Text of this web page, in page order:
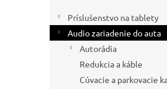
p
a
Príslušenstvo na tablety
Audio zariadenie do auta
Autorádia
Redukcia a káble
Cúvacie a parkovacie